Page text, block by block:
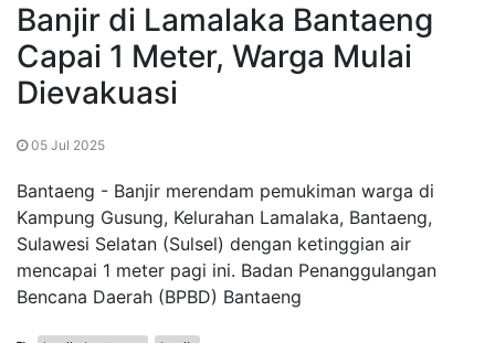
Banjir di Lamalaka Bantaeng
Capai 1 Meter, Warga Mulai
Dievakuasi
05 Jul 2025
Bantaeng - Banjir merendam pemukiman warga di
Kampung Gusung, Kelurahan Lamalaka, Bantaeng,
Sulawesi Selatan (Sulsel) dengan ketinggian air
mencapai 1 meter pagi ini. Badan Penanggulangan
Bencana Daerah (BPBD) Bantaeng